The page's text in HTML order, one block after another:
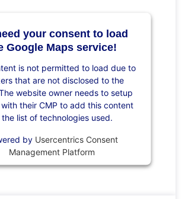
your consent to load
Google Maps service!
is not permitted to load due to
that are not disclosed to the
website owner needs to setup
their CMP to add this content
list of technologies used.
by Usercentrics Consent
Management Platform